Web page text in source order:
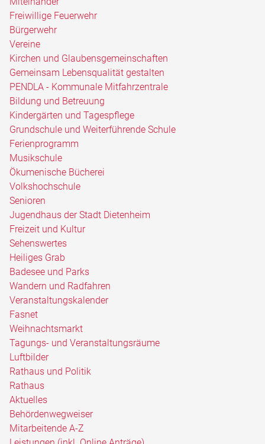
Freiwillige Feuerwehr
Bürgerwehr
Vereine
Kirchen und Glaubensgemeinschaften
Gemeinsam Lebensqualität gestalten
PENDLA - Kommunale Mitfahrzentrale
Bildung und Betreuung
Kindergärten und Tagespflege
Grundschule und Weiterführende Schule
Ferienprogramm
Musikschule
Ökumenische Bücherei
Volkshochschule
Senioren
Jugendhaus der Stadt Dietenheim
Freizeit und Kultur
Sehenswertes
Heiliges Grab
Badesee und Parks
Wandern und Radfahren
Veranstaltungskalender
Fasnet
Weihnachtsmarkt
Tagungs- und Veranstaltungsräume
Luftbilder
Rathaus und Politik
Rathaus
Aktuelles
Behördenwegweiser
Mitarbeitende A-Z